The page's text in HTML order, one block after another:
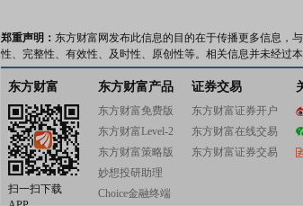
郑重声明： 东方财富网发布此信息的目的在于传播更多信息，
性、完整性、有效性、及时性、原创性等。相关信息并未经过
东方财富
扫一扫下载
东方财富产品
东方财富免费版
东方财富Level-2
东方财富策略版
妙想投研助理
Choice金融终端
证券交易
东方财富证券开户
东方财富在线交易
东方财富证券交易